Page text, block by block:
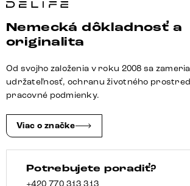
Well
120x200
cm
manšester
béžová
matracom
a
topperom
Nemecká dôkladnosť a
originalita
Od svojho založenia v roku 2008 sa
udržateľnosť, ochranu životného
pracovné podmienky.
Viac o značke
Potrebujete poradiť?
+420 770 313 313